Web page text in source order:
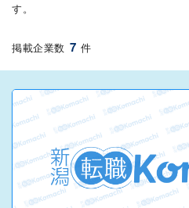
す。
掲載企業数 7 件